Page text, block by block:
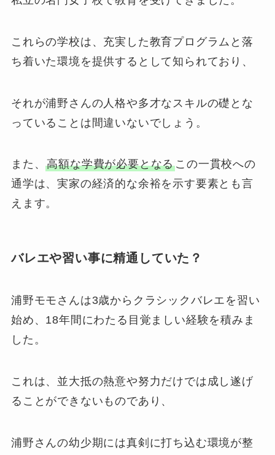
これらの学校は、充実した教育プログラムと落
ち着いた環境を提供するとして知られており、
それが浦野さんの人格や多才なスキルの礎とな
っていることは間違いないでしょう。
また、高額な学費が必要となるこの一貫校への
通学は、実家の経済的な余裕を示す要素とも言
えます。
バレエや習い事に精通していた？
浦野モモさんは3歳からクラシックバレエを習い
始め、18年間にわたる目覚ましい経験を積みま
した。
これは、並大抵の熱意や努力だけでは成し遂げ
ることができないものであり、
浦野さんの幼少期には真剣に打ち込む環境が整